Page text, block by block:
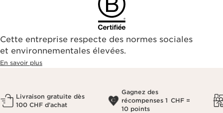
Cette entreprise respecte des normes sociales
et environnementales élevées.
En savoir plus
Livraison gratuite dès
100 CHF d’achat
Gagnez des
récompenses 1 CHF =
10 points